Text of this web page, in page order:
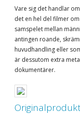
Vare sig det handlar
det en hel del filmer
samspelet mellan
antingen roande,
huvudhandling eller
är dessutom extra
dokumentärer.